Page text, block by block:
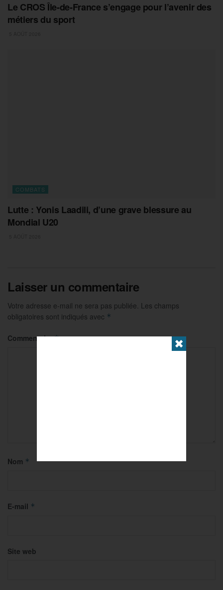
Le CROS Île-de-France s’engage pour l’avenir des
métiers du sport
COMBATS
Lutte : Yonis Laadili, d’une grave blessure au
Mondial U20
Laisser un commentaire
Votre adresse e-mail ne sera pas publiée. Les champs
obligatoires sont indiqués avec *
Commentaire*
Nom *
E-mail *
Site web
✖